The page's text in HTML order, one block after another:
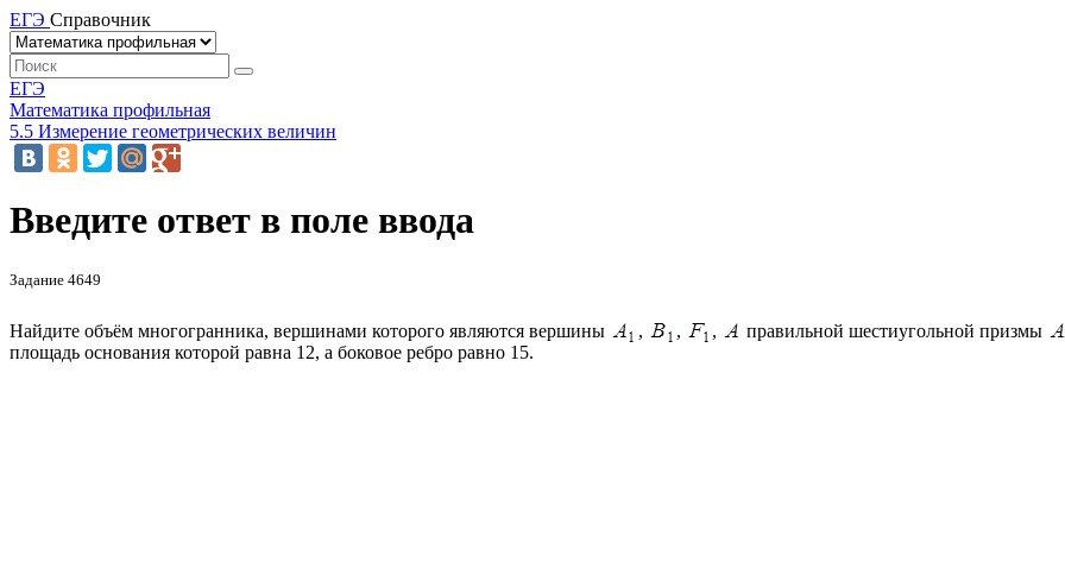
ЕГЭ Справочник
ЕГЭ
Математика профильная
5.5 Измерение геометрических величин
Введите ответ в поле ввода
Задание 4649
Найдите объём многогранника, вершинами которого являются вершины , , ,
правильной шестиугольной призмы
площадь основания которой равна 12, а боковое ребро равно 15.